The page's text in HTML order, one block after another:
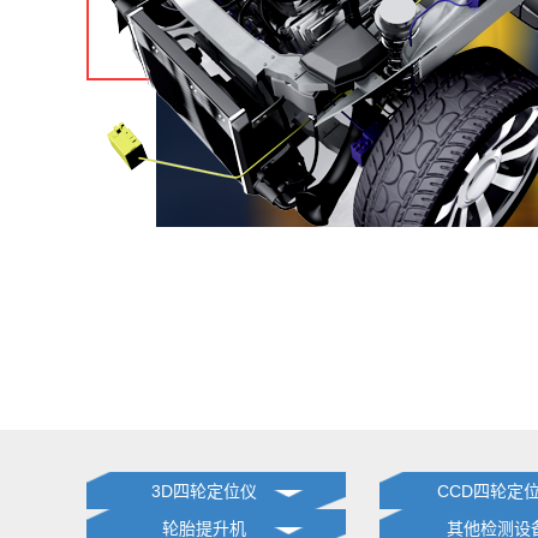
3D四轮定位仪
CCD四轮定
轮胎提升机
其他检测设